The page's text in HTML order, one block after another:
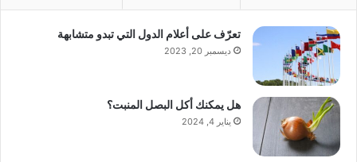
تعرّف على أعلام الدول التي تبدو متشابهة
ديسمبر 20, 2023
هل يمكنك أكل البصل المنبت؟
يناير 4, 2024